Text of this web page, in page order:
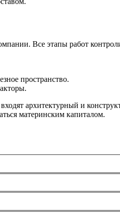
Все этапы работ
пространство.
архитектурный и
материнским капиталом.